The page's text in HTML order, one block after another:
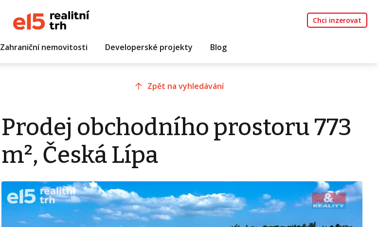
Chci inzerovat
Zahraniční nemovitosti Developerské projekty Blog
Zpět na vyhledávání
Prodej obchodního prostoru 773
m², Česká Lípa